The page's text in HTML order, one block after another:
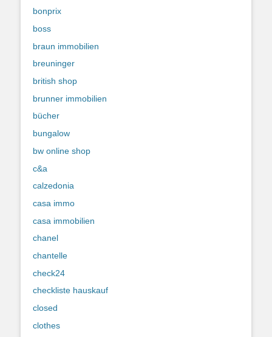
bonprix
boss
braun immobilien
breuninger
british shop
brunner immobilien
bücher
bungalow
bw online shop
c&a
calzedonia
casa immo
casa immobilien
chanel
chantelle
check24
checkliste hauskauf
closed
clothes